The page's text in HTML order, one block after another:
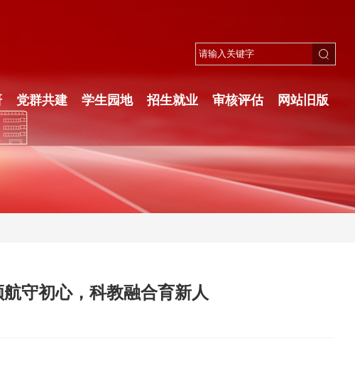
党群共建 学生园地 招生就业 审核评估 网站旧版
守初心，科教融合育新人